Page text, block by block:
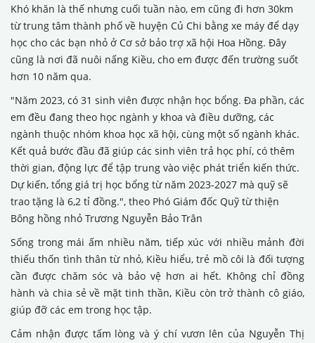
Khó khăn là thế nhưng cuối tuần nào, em cũng đi hơn 30km
từ trung tâm thành phố về huyện Củ Chi bằng xe máy để dạy
học cho các bạn nhỏ ở Cơ sở bảo trợ xã hội Hoa Hồng. Đây
cũng là nơi đã nuôi nấng Kiều, cho em được đến trường suốt
hơn 10 năm qua.
"Năm 2023, có 31 sinh viên được nhận học bổng. Đa phần, các
em đều đang theo học ngành y khoa và điều dưỡng, các
ngành thuộc nhóm khoa học xã hội, cùng một số ngành khác.
Kết quả bước đầu đã giúp các sinh viên trả học phí, có thêm
thời gian, động lực để tập trung vào việc phát triển kiến thức.
Dự kiến, tổng giá trị học bổng từ năm 2023-2027 mà quỹ sẽ
trao tặng là 6,2 tỉ đồng.", theo Phó Giám đốc Quỹ từ thiện
Bông hồng nhỏ Trương Nguyễn Bảo Trân
Sống trong mái ấm nhiều năm, tiếp xúc với nhiều mảnh đời
thiếu thốn tình thân từ nhỏ, Kiều hiểu, trẻ mồ côi là đối tượng
cần được chăm sóc và bảo vệ hơn ai hết. Không chỉ đồng
hành và chia sẻ về mặt tinh thần, Kiều còn trở thành cô giáo,
giúp đỡ các em trong học tập.
Cảm nhận được tấm lòng và ý chí vươn lên của Nguyễn Thị